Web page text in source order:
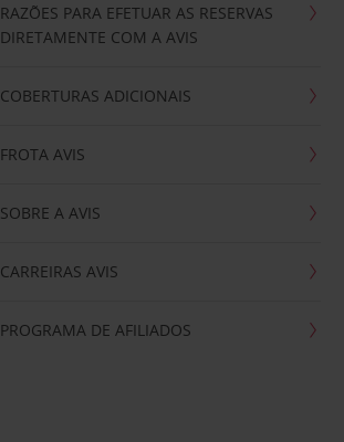
RAZÕES PARA EFETUAR AS RESERVAS
DIRETAMENTE COM A AVIS
COBERTURAS ADICIONAIS
FROTA AVIS
SOBRE A AVIS
CARREIRAS AVIS
PROGRAMA DE AFILIADOS